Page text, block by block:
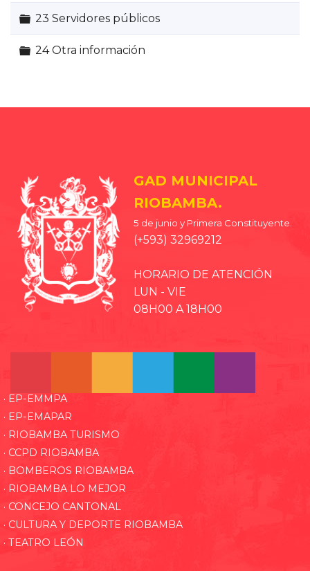
Carpeta
23 Servidores públicos
Carpeta
24 Otra información
GAD MUNICIPAL
RIOBAMBA.
5 de junio y Primera Constituyente.
(+593) 32969212
HORARIO DE ATENCIÓN
LUN - VIE
08H00 A 18H00
· EP-EMMPA
· EP-EMAPAR
· RIOBAMBA TURISMO
· CCPD RIOBAMBA
· BOMBEROS RIOBAMBA
· RIOBAMBA LO MEJOR
· CONCEJO CANTONAL
· CULTURA Y DEPORTE RIOBAMBA
· TEATRO LEÓN